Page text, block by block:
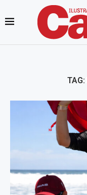
TAG: